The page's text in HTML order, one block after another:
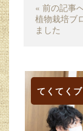
« 前の記事
植物栽培ブ
ました
てくてく